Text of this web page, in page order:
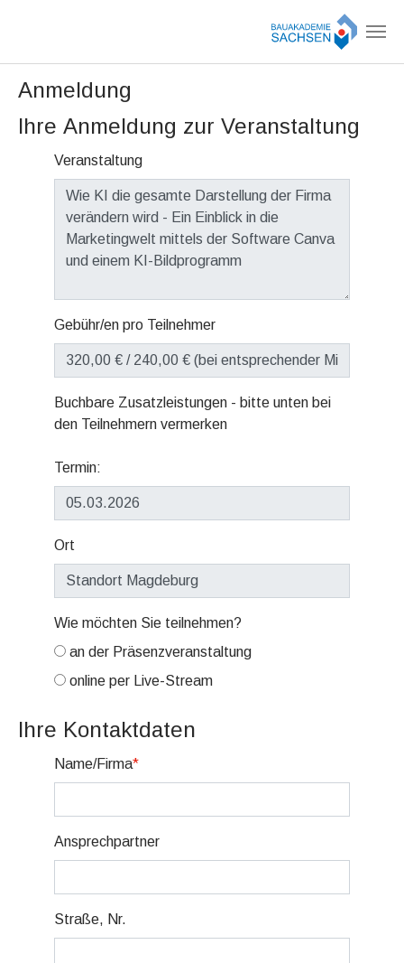
Anmeldung
Ihre Anmeldung zur Veranstaltung
Veranstaltung
Gebühr/en pro Teilnehmer
Buchbare Zusatzleistungen - bitte unten bei
den Teilnehmern vermerken
Termin:
Ort
Wie möchten Sie teilnehmen?
an der Präsenzveranstaltung
online per Live-Stream
Ihre Kontaktdaten
Name/Firma*
Ansprechpartner
Straße, Nr.